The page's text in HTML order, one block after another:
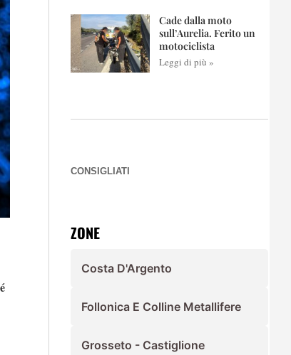
Cade dalla moto
sull’Aurelia. Ferito un
motociclista
Leggi di più »
CONSIGLIATI
ZONE
Costa D'Argento
Follonica E Colline Metallifere
Grosseto - Castiglione